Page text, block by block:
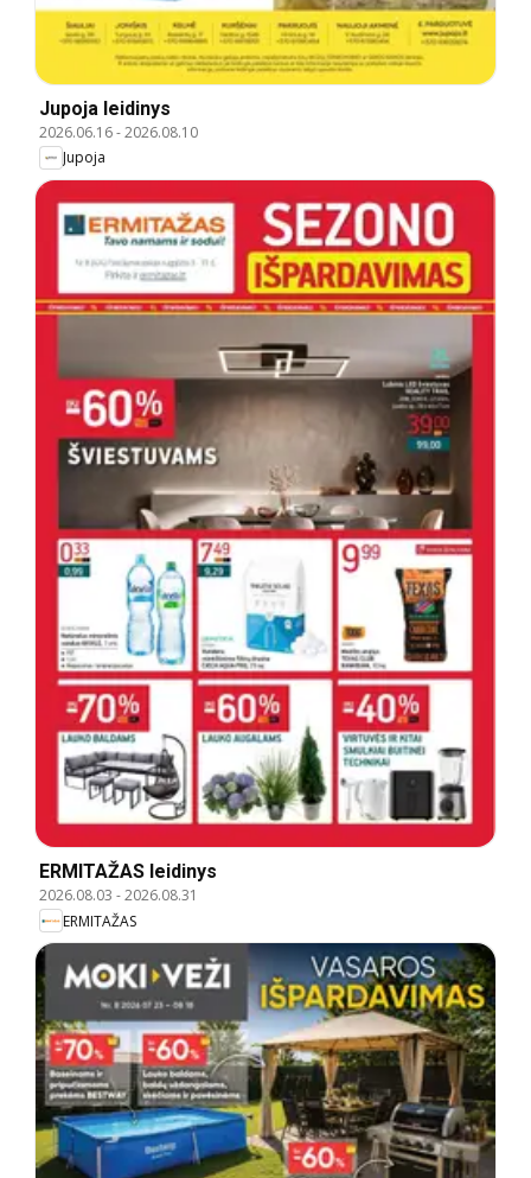
Jupoja leidinys
2026.06.16-2026.08.10
Jupoja
ERMITAŽAS leidinys
2026.08.03 -2026.08.31
ERMITAŽAS